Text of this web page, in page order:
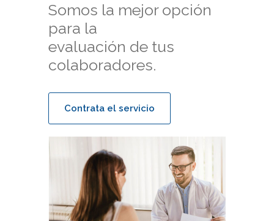
Somos la mejor opción
para la
evaluación de tus
colaboradores.
Contrata el servicio